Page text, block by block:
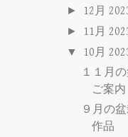
► 12月
► 11月
▼ 10月
１１月
ご案内
９月の
作品